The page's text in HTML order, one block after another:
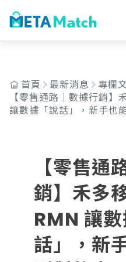
首頁 最新消息
專欄
【零售通路｜數據行銷】
讓數據「說話」，新手也
【零售通
銷】禾多
RMN 讓
話」，新